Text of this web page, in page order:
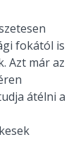
fokától is
Azt már az
átélni a